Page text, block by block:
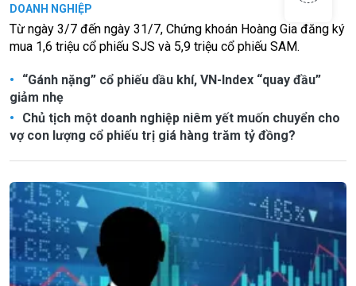
DOANH NGHIỆP
Từ ngày 3/7 đến ngày 31/7, Chứng khoán Hoàng Gia đăng ký
mua 1,6 triệu cổ phiếu SJS và 5,9 triệu cổ phiếu SAM.
“Gánh nặng” cổ phiếu dầu khí, VN-Index “quay đầu”
giảm nhẹ
Chủ tịch một doanh nghiệp niêm yết muốn chuyển cho
vợ con lượng cổ phiếu trị giá hàng trăm tỷ đồng?